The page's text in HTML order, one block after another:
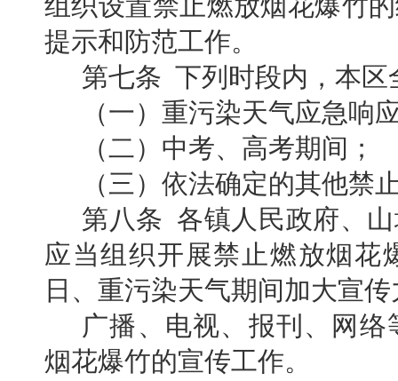
提示和防范工作。
第七条 下列时段内，本
（一）重污染天气应急响
（二）中考、高考期间；
（三）依法确定的其他禁
第八条 各镇人民政府、
应当组织开展禁止燃放烟花
日、重污染天气期间加大宣
广播、电视、报刊、网
烟花爆竹的宣传工作。